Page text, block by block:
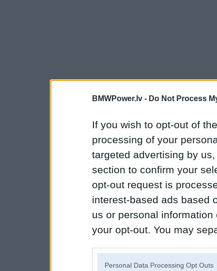
BMWPower.lv - Do Not Process
If you wish to opt-out of
processing of your
targeted advertising by
section to confirm your
opt-out request is
interest-based ads based
us or personal
your opt-out. You may
Personal Data Processing Opt Outs